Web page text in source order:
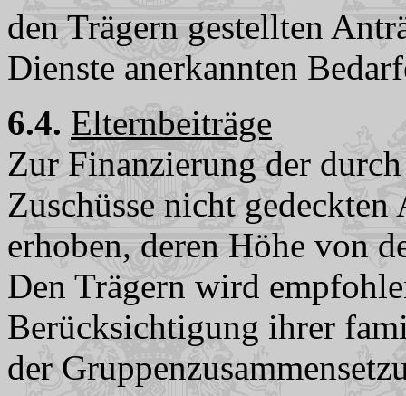
den Trägern gestellten
Dienste anerkannten
6.4. Elternbeiträge
Zur Finanzierung der
Zuschüsse nicht
erhoben, deren Höhe von
Den Trägern wird
Berücksichtigung ihrer
der